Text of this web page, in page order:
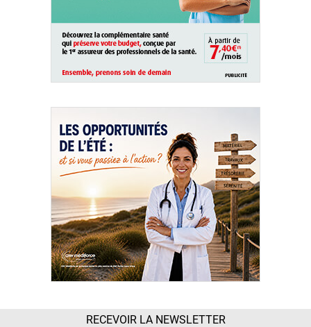
RECEVOIR LA NEWSLETTER